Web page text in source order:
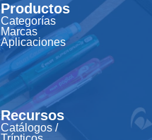
Productos
Categorías
Marcas
Aplicaciones
Recursos
Catálogos /